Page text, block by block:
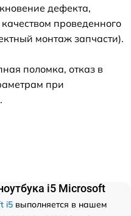
дефекта,
проведенного
монтаж запчасти).
поломка, отказ в
при
i5 Microsoft
i5 выполняется в нашем